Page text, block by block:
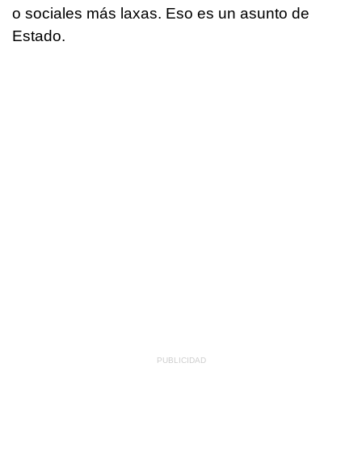
o sociales más laxas. Eso es un asunto de
Estado.